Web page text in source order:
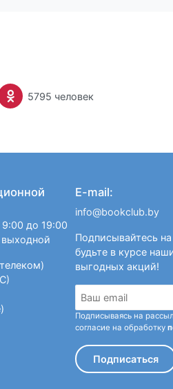
5795 человек
9:00 до 19:00
выходной
E-mail:
info@bookclub.by
Подписывайтесь
будьте в курсе
выгодных акций!
Подписываясь на
согласие на обработку
Подписаться